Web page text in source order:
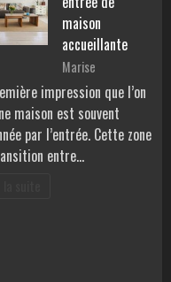
maison
accueillante
Marise
impression que l’on
maison est souvent
par l’entrée. Cette zone
entre…